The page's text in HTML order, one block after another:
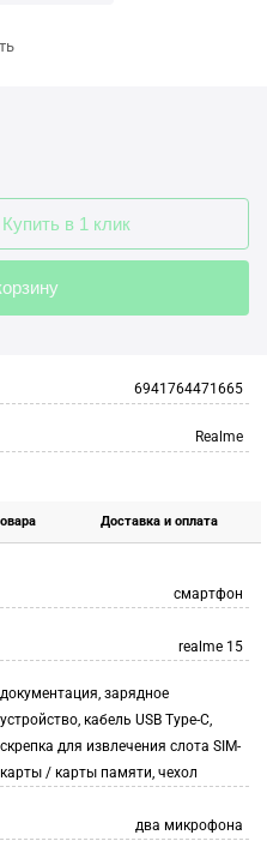
Купить в 1 клик
6941764471665
Realme
Доставка и оплата
смартфон
realme 15
документация, зарядное
устройство, кабель USB Type-C,
скрепка для извлечения слота SIM-
карты / карты памяти, чехол
два микрофона